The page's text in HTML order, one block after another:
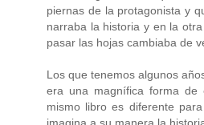
piernas de la protagonista y
narraba la historia y en la
pasar las hojas cambiaba de
Los que tenemos algunos
era una magnífica forma de
mismo libro es diferente